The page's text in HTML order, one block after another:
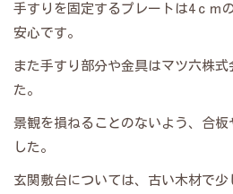
手すりを固定するプレートは4ｃｍ
安心です。
また手すり部分や金具はマツ六株
た。
景観を損ねることのないよう、合
した。
玄関敷台については、古い木材で